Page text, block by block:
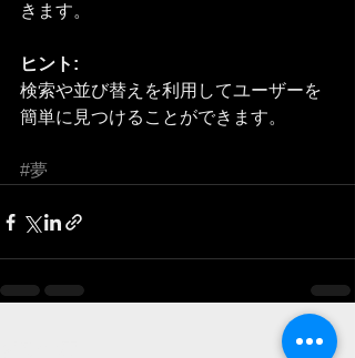
きます。
ヒント:
検索や並び替えを利用してユーザーを
簡単に見つけることができます。
#夢
すべて表示